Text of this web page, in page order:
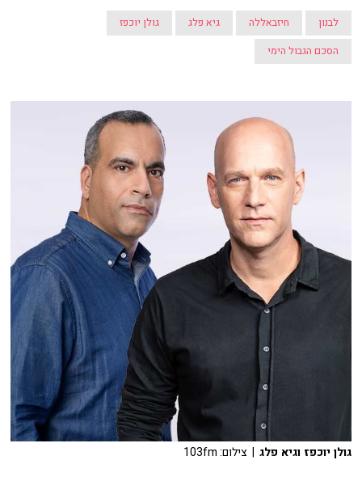
לבנון חיזבאללה גיא פלג
גולן יוכפז
הסכם הגבול הימי
גולן יוכפז וגיא פלג | צילום: 103fm